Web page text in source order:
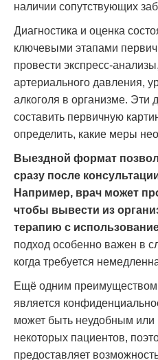
наличии сопутствующих
Диагностика и оценка
ключевыми этапами
провести экспресс-
артериального давления,
алкоголя в организме. Эти
составить первичную
определить, какие меры
Выездной формат
сразу после
Например, врач может
чтобы вывести из
терапию с
подход особенно важен в
когда требуется
Ещё одним
является
может быть неудобным
некоторых пациентов,
предоставляет